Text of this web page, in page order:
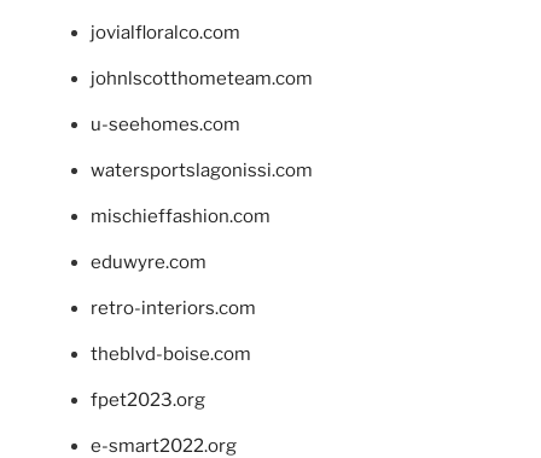
jovialfloralco.com
johnlscotthometeam.com
u-seehomes.com
watersportslagonissi.com
mischieffashion.com
eduwyre.com
retro-interiors.com
theblvd-boise.com
fpet2023.org
e-smart2022.org